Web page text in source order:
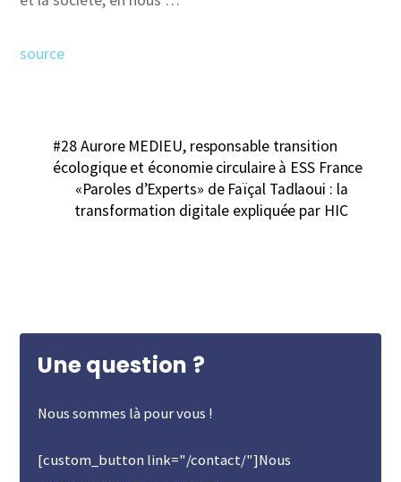
source
#28 Aurore MEDIEU, responsable transition
écologique et économie circulaire à ESS France
«Paroles d’Experts» de Faïçal Tadlaoui : la
transformation digitale expliquée par HIC
Une question ?
Nous sommes là pour vous !
[custom_button link="/contact/"]Nous